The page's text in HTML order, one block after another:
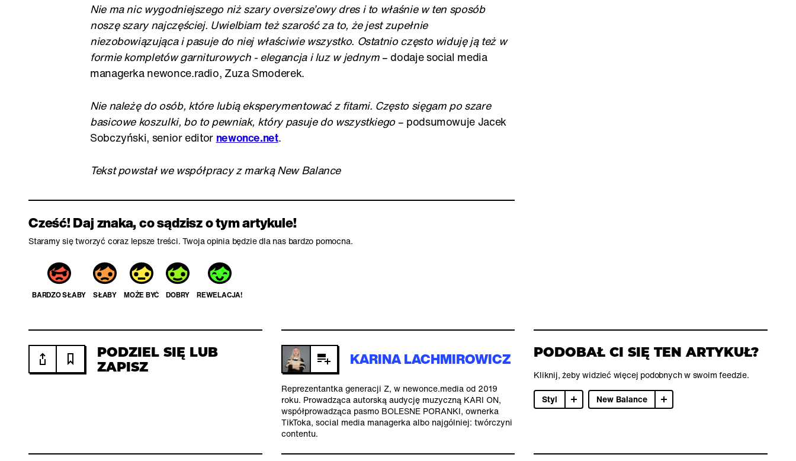
Nie ma nic wygodniejszego niż szary oversize’owy dres i to właśnie w ten sposób
noszę szary najczęściej. Uwielbiam też szarość za to, że jest zupełnie
niezobowiązująca i pasuje do niej właściwie wszystko. Ostatnio często widuję ją też w
formie kompletów garniturowych - elegancja i luz w jednym– dodaje social media
managerka newonce.radio, Zuza Smoderek.
Nie należę do osób, które lubią eksperymentować z fitami. Często sięgam po szare
basicowe koszulki, bo to pewniak, który pasuje do wszystkiego– podsumowuje Jacek
Sobczyński, senior editor newonce.net.
Tekst powstał we współpracy z marką New Balance
Cześć! Daj znaka, co sądzisz o tym artykule!
Staramy się tworzyć coraz lepsze treści. Twoja opinia będzie dla nas bardzo pomocna.
BARDZO SŁABY SŁABY MOŻE BYĆ DOBRY REWELACJA!
PODZIEL SIĘ LUB
ZAPISZ
KARINA LACHMIROWICZ
Reprezentantka generacji Z, w newonce.media od 2019
roku. Prowadząca autorską audycję muzyczną KARI ON,
współprowadząca pasmo BOLESNE PORANKI, ownerka
TikToka, social media managerka albo najgólniej: twórczyni
contentu.
PODOBAŁ CI SIĘ TEN ARTYKUŁ?
Kliknij, żeby widzieć więcej podobnych w swoim feedzie.
Styl
New Balance